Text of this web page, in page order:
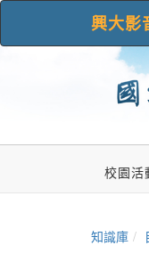
興大影
校園活
知識庫